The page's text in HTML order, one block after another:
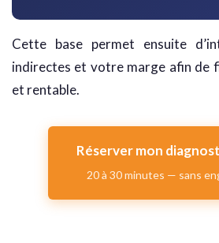
Cette base permet ensuite
indirectes et votre marge afin de
et rentable.
Réserver mon
20 à 30 minutes — sans